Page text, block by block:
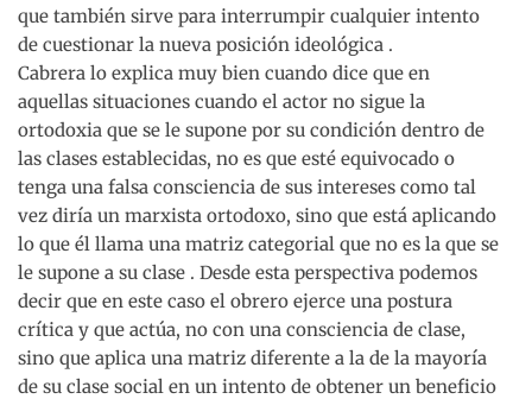
que también sirve para interrumpir cualquier intento
de cuestionar la nueva posición ideológica .
Cabrera lo explica muy bien cuando dice que en
aquellas situaciones cuando el actor no sigue la
ortodoxia que se le supone por su condición dentro de
las clases establecidas, no es que esté equivocado o
tenga una falsa consciencia de sus intereses como tal
vez diría un marxista ortodoxo, sino que está aplicando
lo que él llama una matriz categorial que no es la que se
le supone a su clase . Desde esta perspectiva podemos
decir que en este caso el obrero ejerce una postura
crítica y que actúa, no con una consciencia de clase,
sino que aplica una matriz diferente a la de la mayoría
de su clase social en un intento de obtener un beneficio